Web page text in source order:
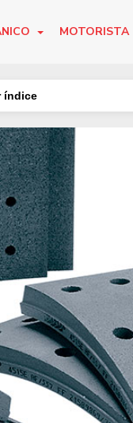
MOTORISTA
índice